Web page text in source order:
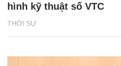
THỜI SỰ
hình kỹ thuật số VTC